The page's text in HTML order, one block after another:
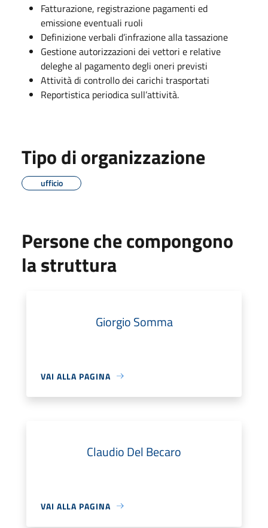
Fatturazione, registrazione pagamenti ed
emissione eventuali ruoli
Definizione verbali d’infrazione alla tassazione
Gestione autorizzazioni dei vettori e relative
deleghe al pagamento degli oneri previsti
Attività di controllo dei carichi trasportati
Reportistica periodica sull’attività.
Tipo di organizzazione
ufficio
Persone che compongono
la struttura
Giorgio Somma
VAI ALLA PAGINA
Claudio Del Becaro
VAI ALLA PAGINA